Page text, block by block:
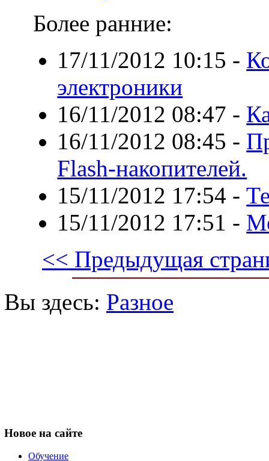
Более ранние:
17/11/2012 10:15 -
электроники
16/11/2012 08:47 -
16/11/2012 08:45 -
Flash-накопителей.
15/11/2012 17:54 -
15/11/2012 17:51 -
<< Предыдущая
Вы здесь: Разное
Новое на сайте
Обучение